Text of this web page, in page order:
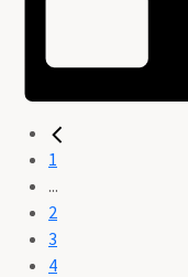
1
...
2
3
4